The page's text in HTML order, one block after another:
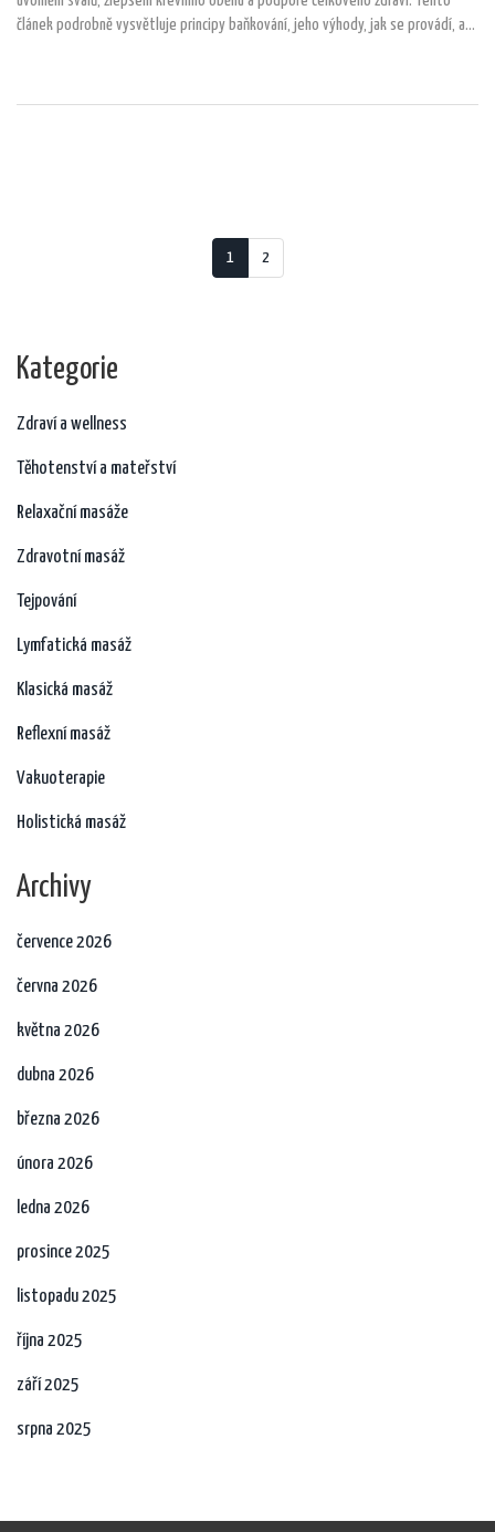
článek podrobně vysvětluje principy baňkování, jeho výhody, jak se provádí, a
1 2
Kategorie
Zdraví a wellness
Těhotenství a mateřství
Relaxační masáže
Zdravotní masáž
Tejpování
Lymfatická masáž
Klasická masáž
Reflexní masáž
Vakuoterapie
Holistická masáž
Archivy
července 2026
června 2026
května 2026
dubna 2026
března 2026
února 2026
ledna 2026
prosince 2025
listopadu 2025
října 2025
září 2025
srpna 2025